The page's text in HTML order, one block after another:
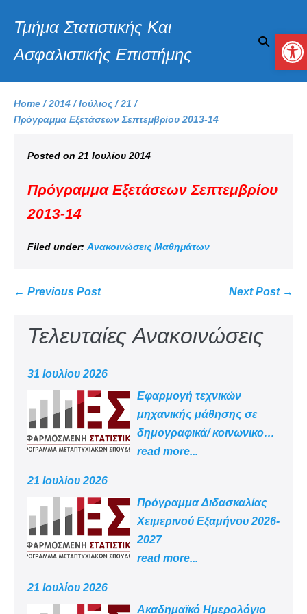
Τμήμα Στατιστικής Και
Ασφαλιστικής Επιστήμης
Home /2014 /Ιούλιος /21 /
Πρόγραμμα Εξετάσεων Σεπτεμβρίου 2013-14
Posted on 21 Ιουλίου 2014
Πρόγραμμα Εξετάσεων Σεπτεμβρίου
2013-14
Filed under: Ανακοινώσεις Μαθημάτων
← Previous Post Next Post →
Τελευταίες Ανακοινώσεις
31 Ιουλίου 2026
Εφαρμογή τεχνικών
μηχανικής μάθησης σε
δημογραφικά/ κοινωνικο
-οικονομικά δεδομένα
read more...
21 Ιουλίου 2026
Πρόγραμμα Διδασκαλίας
Χειμερινού Εξαμήνου 2026-
2027
read more...
21 Ιουλίου 2026
Aκαδημαϊκό Ημερολόγιο